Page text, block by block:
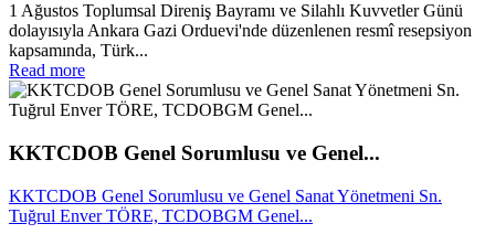
1 Ağustos Toplumsal Direniş Bayramı ve Silahlı Kuvvetler Günü
dolayısıyla Ankara Gazi Orduevi'nde düzenlenen resmî resepsiyon
kapsamında, Türk...
Read more
KKTCDOB Genel Sorumlusu ve Genel...
KKTCDOB Genel Sorumlusu ve Genel Sanat Yönetmeni Sn.
Tuğrul Enver TÖRE, TCDOBGM Genel...